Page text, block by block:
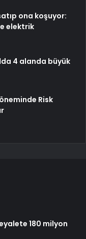
ona koşuyor:
elektrik
4 alanda büyük
Risk
180 milyon